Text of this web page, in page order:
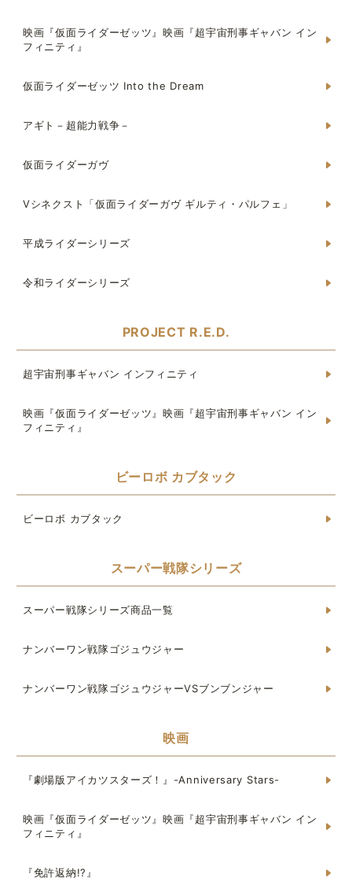
映画『仮面ライダーゼッツ』映画『超宇宙刑事ギャバン イン
フィニティ』
仮面ライダーゼッツ Into the Dream
アギト－超能力戦争－
仮面ライダーガヴ
Vシネクスト「仮面ライダーガヴ ギルティ・パルフェ」
平成ライダーシリーズ
令和ライダーシリーズ
PROJECT R.E.D.
超宇宙刑事ギャバン インフィニティ
映画『仮面ライダーゼッツ』映画『超宇宙刑事ギャバン イン
フィニティ』
ビーロボ カブタック
ビーロボ カブタック
スーパー戦隊シリーズ
スーパー戦隊シリーズ商品一覧
ナンバーワン戦隊ゴジュウジャー
ナンバーワン戦隊ゴジュウジャーVSブンブンジャー
映画
『劇場版アイカツスターズ！』-Anniversary Stars-
映画『仮面ライダーゼッツ』映画『超宇宙刑事ギャバン イン
フィニティ』
『免許返納!?』